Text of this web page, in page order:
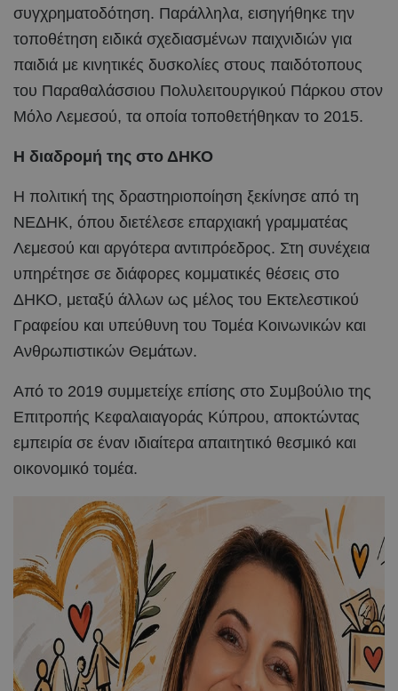
συγχρηματοδότηση. Παράλληλα, εισηγήθηκε την
τοποθέτηση ειδικά σχεδιασμένων παιχνιδιών για
παιδιά με κινητικές δυσκολίες στους παιδότοπους
του Παραθαλάσσιου Πολυλειτουργικού Πάρκου στον
Μόλο Λεμεσού, τα οποία τοποθετήθηκαν το 2015.
Η διαδρομή της στο ΔΗΚΟ
Η πολιτική της δραστηριοποίηση ξεκίνησε από τη
ΝΕΔΗΚ, όπου διετέλεσε επαρχιακή γραμματέας
Λεμεσού και αργότερα αντιπρόεδρος. Στη συνέχεια
υπηρέτησε σε διάφορες κομματικές θέσεις στο
ΔΗΚΟ, μεταξύ άλλων ως μέλος του Εκτελεστικού
Γραφείου και υπεύθυνη του Τομέα Κοινωνικών και
Ανθρωπιστικών Θεμάτων.
Από το 2019 συμμετείχε επίσης στο Συμβούλιο της
Επιτροπής Κεφαλαιαγοράς Κύπρου, αποκτώντας
εμπειρία σε έναν ιδιαίτερα απαιτητικό θεσμικό και
οικονομικό τομέα.